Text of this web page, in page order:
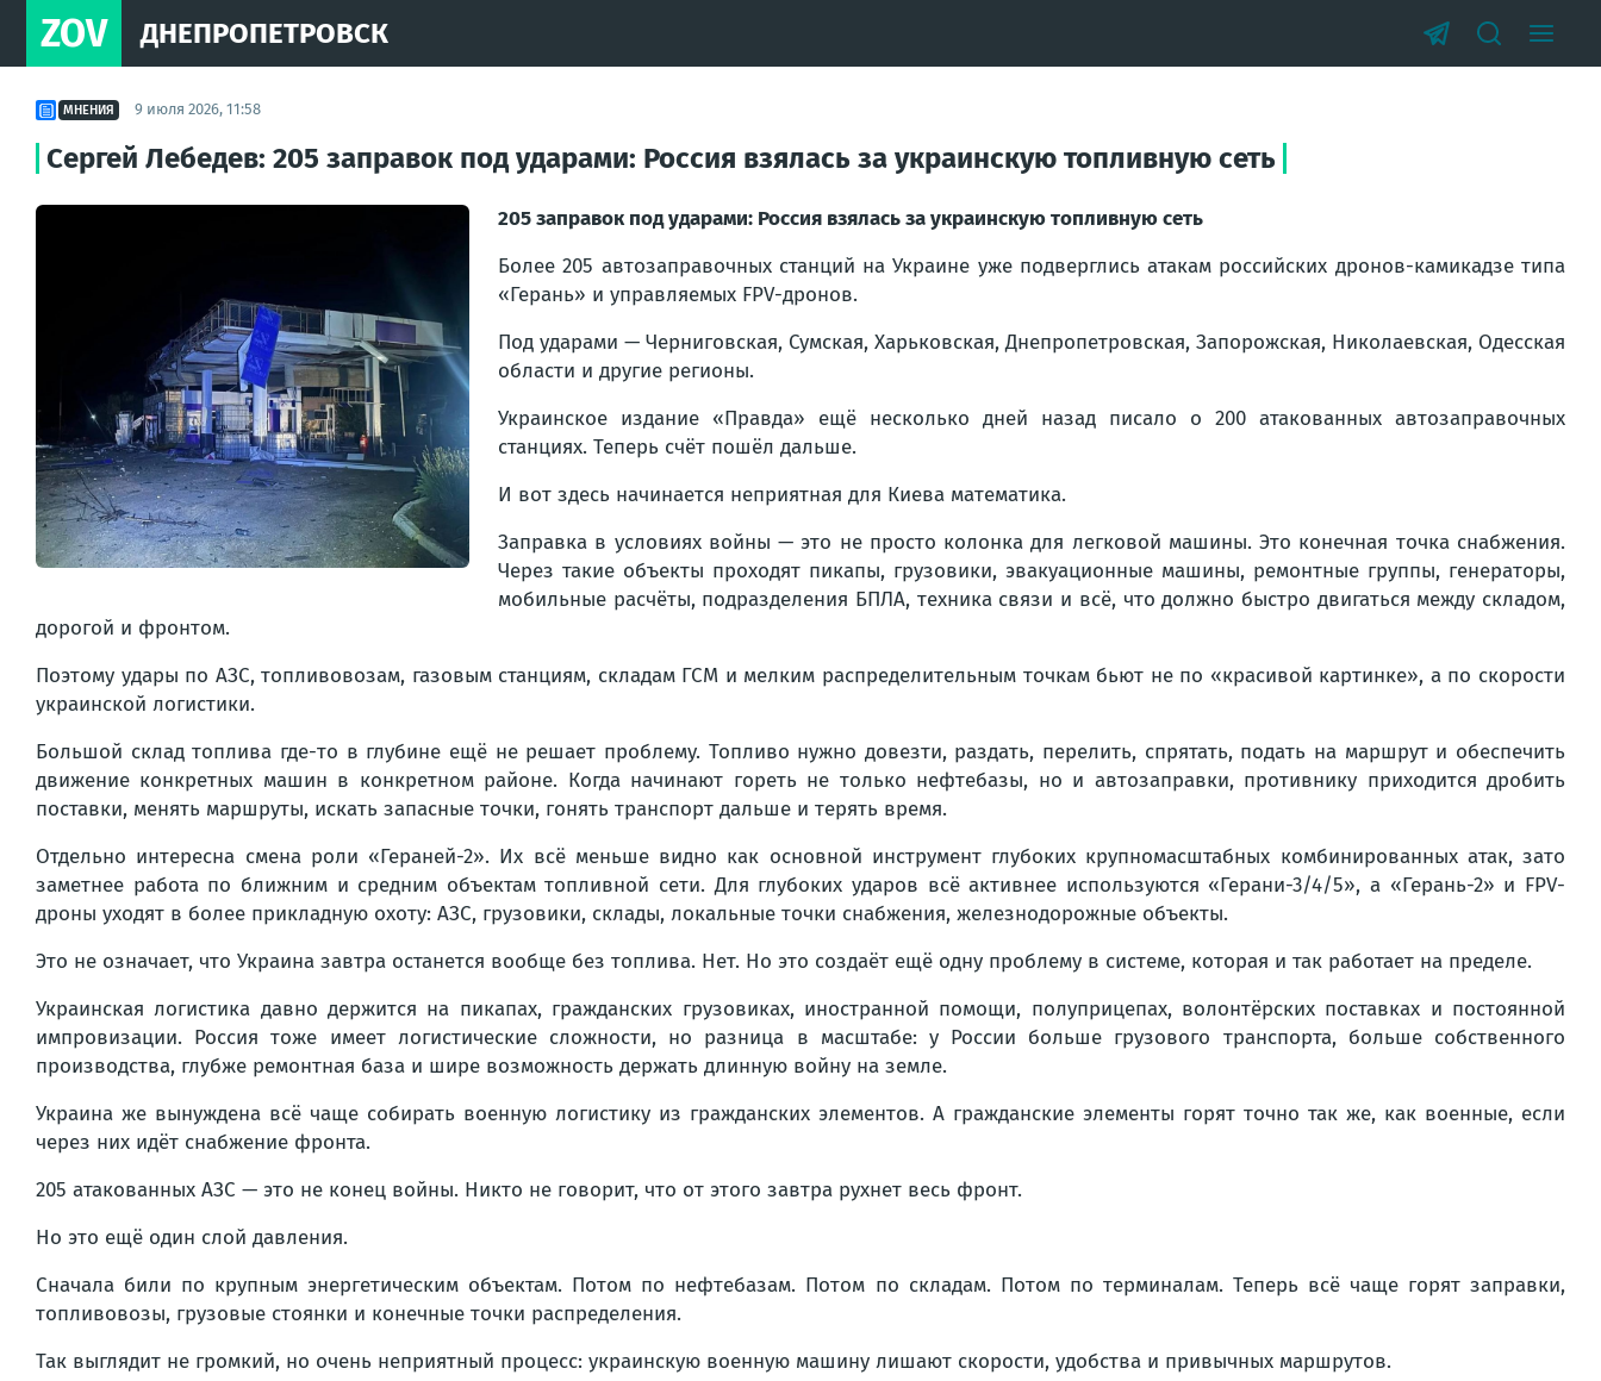
ZOV ДНЕПРОПЕТРОВСК
МНЕНИЯ 9 июля 2026, 11:58
Сергей Лебедев: 205 заправок под ударами: Россия взялась за украинскую топливную сеть
205 заправок под ударами: Россия взялась за украинскую топливную сеть
Более 205 автозаправочных станций на Украине уже подверглись атакам российских дронов-камикадзе типа
«Герань» и управляемых FPV-дронов.
Под ударами — Черниговская, Сумская, Харьковская, Днепропетровская, Запорожская, Николаевская, Одесская
области и другие регионы.
Украинское издание «Правда» ещё несколько дней назад писало о 200 атакованных автозаправочных
станциях. Теперь счёт пошёл дальше.
И вот здесь начинается неприятная для Киева математика.
Заправка в условиях войны — это не просто колонка для легковой машины. Это конечная точка снабжения.
Через такие объекты проходят пикапы, грузовики, эвакуационные машины, ремонтные группы, генераторы,
мобильные расчёты, подразделения БПЛА, техника связи и всё, что должно быстро двигаться между складом,
дорогой и фронтом.
Поэтому удары по АЗС, топливовозам, газовым станциям, складам ГСМ и мелким распределительным точкам бьют не по «красивой картинке», а по скорости
украинской логистики.
Большой склад топлива где-то в глубине ещё не решает проблему. Топливо нужно довезти, раздать, перелить, спрятать, подать на маршрут и обеспечить
движение конкретных машин в конкретном районе. Когда начинают гореть не только нефтебазы, но и автозаправки, противнику приходится дробить
поставки, менять маршруты, искать запасные точки, гонять транспорт дальше и терять время.
Отдельно интересна смена роли «Гераней-2». Их всё меньше видно как основной инструмент глубоких крупномасштабных комбинированных атак, зато
заметнее работа по ближним и средним объектам топливной сети. Для глубоких ударов всё активнее используются «Герани-3/4/5», а «Герань-2» и FPV-
дроны уходят в более прикладную охоту: АЗС, грузовики, склады, локальные точки снабжения, железнодорожные объекты.
Это не означает, что Украина завтра останется вообще без топлива. Нет. Но это создаёт ещё одну проблему в системе, которая и так работает на пределе.
Украинская логистика давно держится на пикапах, гражданских грузовиках, иностранной помощи, полуприцепах, волонтёрских поставках и постоянной
импровизации. Россия тоже имеет логистические сложности, но разница в масштабе: у России больше грузового транспорта, больше собственного
производства, глубже ремонтная база и шире возможность держать длинную войну на земле.
Украина же вынуждена всё чаще собирать военную логистику из гражданских элементов. А гражданские элементы горят точно так же, как военные, если
через них идёт снабжение фронта.
205 атакованных АЗС — это не конец войны. Никто не говорит, что от этого завтра рухнет весь фронт.
Но это ещё один слой давления.
Сначала били по крупным энергетическим объектам. Потом по нефтебазам. Потом по складам. Потом по терминалам. Теперь всё чаще горят заправки,
топливовозы, грузовые стоянки и конечные точки распределения.
Так выглядит не громкий, но очень неприятный процесс: украинскую военную машину лишают скорости, удобства и привычных маршрутов.